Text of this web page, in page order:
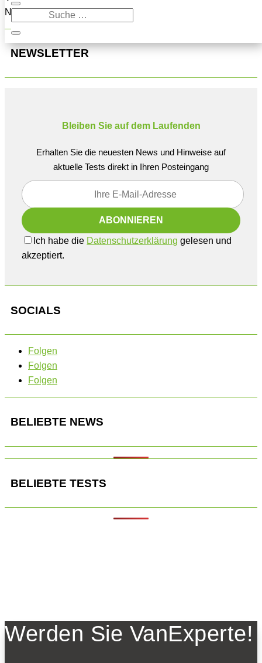
Navigation oben, um den Beitrag zu finden.
NEWSLETTER
Bleiben Sie auf dem Laufenden
Erhalten Sie die neuesten News und Hinweise auf
aktuelle Tests direkt in Ihren Posteingang
Ich habe die Datenschutzerklärung gelesen und
akzeptiert.
SOCIALS
Folgen
Folgen
Folgen
BELIEBTE NEWS
BELIEBTE TESTS
Werden Sie VanExperte!